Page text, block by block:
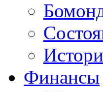
Финансы